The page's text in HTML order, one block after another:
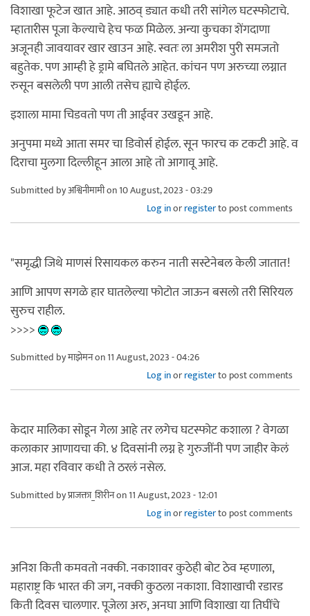
विशाखा फूटेज खात आहे. आठव् ड्यात कधी तरी सांगेल घटस्फोटाचे.
म्हातारीस पूजा केल्याचे हेच फळ मिळेल. अन्या कुचका शेंगदाणा
अजूनही जावयावर खार खाउन आहे. स्वतः ला अमरीश पुरी समजतो
बहुतेक. पण आम्ही हे ड्रामे बघितले आहेत. कांचन पण अरुच्या लग्नात
रुसून बसलेली पण आली तसेच ह्याचे होईल.
इशाला मामा चिडवतो पण ती आईवर उखडून आहे.
अनुपमा मध्ये आता समर चा डिवोर्स होईल. सून फारच क टकटी आहे. व
दिराचा मुलगा दिल्लीहून आला आहे तो आगावू आहे.
Submitted byअश्विनीमामीon 10 August, 2023 - 03:29
Log inorregisterto post comments
"समृद्धी जिथे माणसं रिसायकल करुन नाती सस्टेनेबल केली जातात!
आणि आपण सगळे हार घातलेल्या फोटोत जाऊन बसलो तरी सिरियल
सुरुच राहील.
>>>>
Submitted byमाझेमनon 11 August, 2023 - 04:26
Log inorregisterto post comments
केदार मालिका सोडून गेला आहे तर लगेच घटस्फोट कशाला ? वेगळा
कलाकार आणायचा की. ४ दिवसांनी लग्न हे गुरुजींनी पण जाहीर केलं
आज. महा रविवार कधी ते ठरलं नसेल.
Submitted byप्राजक्ता_शिरीनon 11 August, 2023 - 12:01
Log inorregisterto post comments
अनिश किती कमवतो नक्की. नकाशावर कुठेही बोट ठेव म्हणाला,
महाराष्ट्र कि भारत की जग, नक्की कुठला नकाशा. विशाखाची रडारड
किती दिवस चालणार. पूजेला अरु, अनघा आणि विशाखा या तिघींचे